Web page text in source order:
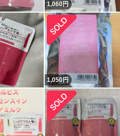
1,060円
1,050円